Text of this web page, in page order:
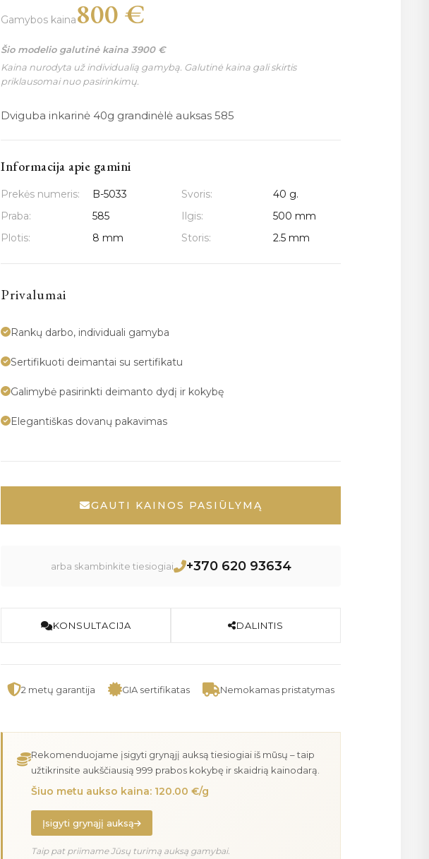
Gamybos kaina800 €
Šio modelio galutinė kaina 3900 €
Kaina nurodyta už individualią gamybą. Galutinė kaina gali skirtis
priklausomai nuo pasirinkimų.
Dviguba inkarinė 40g grandinėlė auksas 585
Informacija apie gamini
Prekės numeris: B-5033 Svoris:
40 g.
Praba:
585 Ilgis:
500 mm
Plotis:
8 mm Storis: 2.5 mm
Privalumai
Rankų darbo, individuali gamyba
Sertifikuoti deimantai su sertifikatu
Galimybė pasirinkti deimanto dydį ir kokybę
Elegantiškas dovanų pakavimas
GAUTI KAINOS PASIŪLYMĄ
arba skambinkite tiesiogiai +370 620 93634
KONSULTACIJA DALINTIS
2 metų garantija GIA sertifikatas Nemokamas pristatymas
Rekomenduojame įsigyti grynąjį auksą tiesiogiai iš mūsų – taip
užtikrinsite aukščiausią 999 prabos kokybę ir skaidrią kainodarą.
Šiuo metu aukso kaina: 120.00 €/g
Įsigyti grynąjį auksą
Taip pat priimame Jūsų turimą auksą gamybai.